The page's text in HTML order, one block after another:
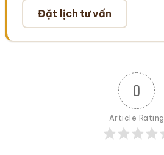
Đặt lịch tư vấn
0
Article Rating